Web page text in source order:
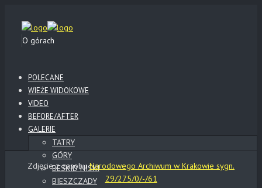
O górach
POLECANE
WIEŻE WIDOKOWE
VIDEO
BEFORE/AFTER
GALERIE
TATRY
GÓRY
BESKID NISKI
BIESZCZADY
Zdjęcie z zasobuNarodowego Archiwum w Krakowie sygn.
29/275/0/-/61